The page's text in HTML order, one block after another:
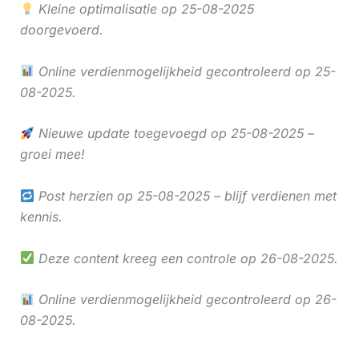
Kleine optimalisatie op 25-08-2025
doorgevoerd.
Online verdienmogelijkheid gecontroleerd op 25-
08-2025.
Nieuwe update toegevoegd op 25-08-2025 –
groei mee!
Post herzien op 25-08-2025 – blijf verdienen met
kennis.
Deze content kreeg een controle op 26-08-2025.
Online verdienmogelijkheid gecontroleerd op 26-
08-2025.